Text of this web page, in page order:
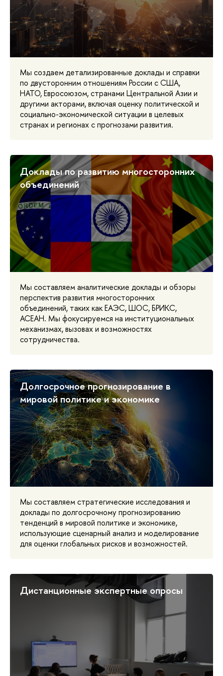
Мы создаем детализированные доклады и справки
по двусторонним отношениям России с США,
НАТО, Евросоюзом, странами Центральной Азии и
другими акторами, включая оценку политической и
социально-экономической ситуации в целевых
странах и регионах с прогнозами развития.
Доклады по развитию многосторонних
объединений
Мы составляем аналитические доклады и обзоры
перспектив развития многосторонних
объединений, таких как ЕАЭС, ШОС, БРИКС,
АСЕАН. Мы фокусируемся на институциональных
механизмах, вызовах и возможностях
сотрудничества.
Долгосрочное прогнозирование в
мировой политике и экономике
Мы составляем стратегические исследования и
доклады по долгосрочному прогнозированию
тенденций в мировой политике и экономике,
использующие сценарный анализ и моделирование
для оценки глобальных рисков и возможностей.
Дистанционные экспертные опросы